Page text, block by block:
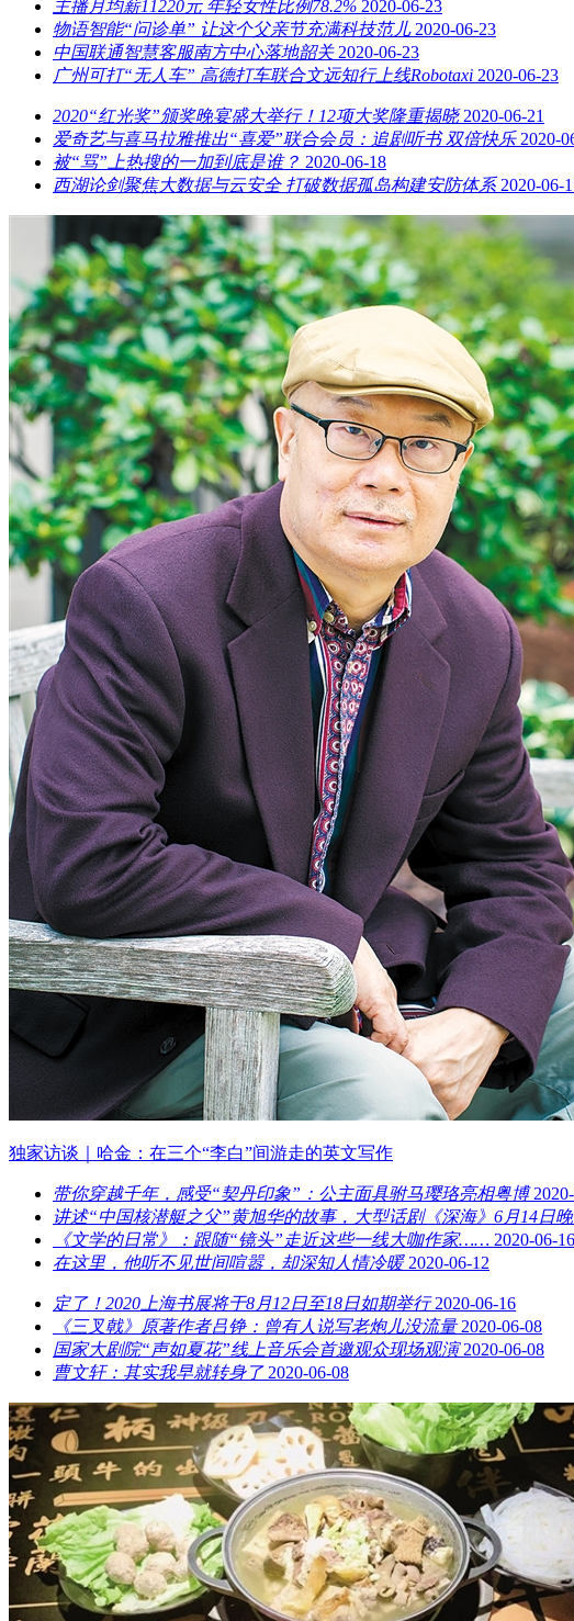
主播月均薪11220元 年轻女性比例78.2% 2020-06-23
物语智能“问诊单” 让这个父亲节充满科技范儿 2020-06-23
中国联通智慧客服南方中心落地韶关 2020-06-23
广州可打“无人车” 高德打车联合文远知行上线Robotaxi 2020-06-23
2020“红光奖”颁奖晚宴盛大举行！12项大奖隆重揭晓 2020-06-21
爱奇艺与喜马拉雅推出“喜爱”联合会员：追剧听书 双倍快乐 2020-
被“骂”上热搜的一加到底是谁？ 2020-06-18
西湖论剑聚焦大数据与云安全 打破数据孤岛构建安防体系 2020-06-
独家访谈｜哈金：在三个“李白”间游走的英文写作
带你穿越千年，感受“契丹印象”：公主面具驸马璎珞亮相粤博
讲述“中国核潜艇之父”黄旭华的故事，大型话剧《深海》6月14日
《文学的日常》：跟随“镜头”走近这些一线大咖作家…… 2020-06-16
在这里，他听不见世间喧嚣，却深知人情冷暖 2020-06-12
定了！2020上海书展将于8月12日至18日如期举行 2020-06-16
《三叉戟》原著作者吕铮：曾有人说写老炮儿没流量 2020-06-08
国家大剧院“声如夏花”线上音乐会首邀观众现场观演 2020-06-08
曹文轩：其实我早就转身了 2020-06-08